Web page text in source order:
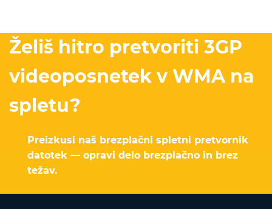
Želiš hitro pretvoriti 3GP
videoposnetek v WMA na
spletu?
Preizkusi naš brezplačni spletni pretvornik
datotek — opravi delo brezplačno in brez
težav.